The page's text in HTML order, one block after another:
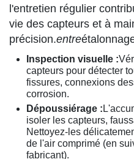
l'entretien régulier
vie des capteurs et à
précision.entre
Inspection visuelle :
capteurs pour détecter
fissures, connexions
corrosion.
Dépoussiérage :
isoler les capteurs,
Nettoyez-les
de l'air comprimé (en
fabricant).